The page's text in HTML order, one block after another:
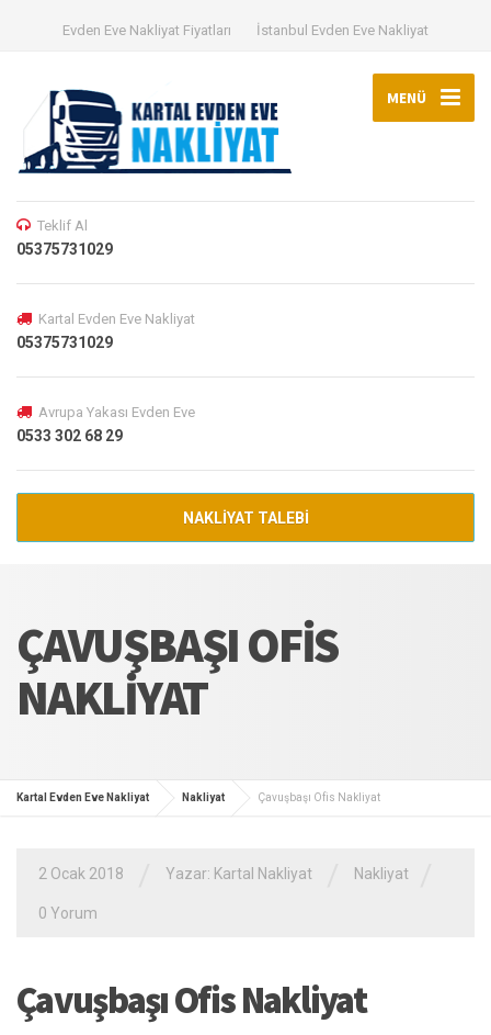
Evden Eve Nakliyat Fiyatları İstanbul Evden Eve Nakliyat
MENÜ
Teklif Al
05375731029
Kartal Evden Eve Nakliyat
05375731029
Avrupa Yakası Evden Eve
0533 302 68 29
NAKLİYAT TALEBİ
ÇAVUŞBAŞI OFIS
NAKLIYAT
Kartal Evden Eve Nakliyat Nakliyat Çavuşbaşı Ofis Nakliyat
2 Ocak 2018 Yazar: Kartal Nakliyat Nakliyat
0 Yorum
Çavuşbaşı Ofis Nakliyat